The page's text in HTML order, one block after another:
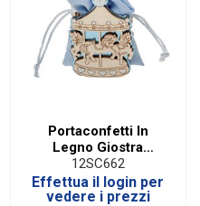
Portaconfetti In
Legno Giostra
Celeste (6 PZ)
12SC662
Effettua il login per
vedere i prezzi